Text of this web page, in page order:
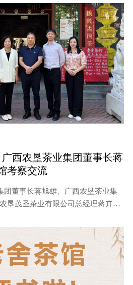
佩颖及老舍茶馆经营团队参加活
西农垦茶业集团董事长蒋
考察交流
团董事长蒋旭雄、广西农垦茶业集
垦茂圣茶业有限公司总经理蒋卉盈
经营管理团队热情接待。